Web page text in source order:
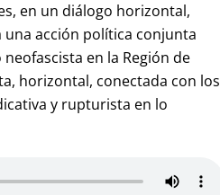
en un diálogo horizontal,
acción política conjunta
en la Región de
horizontal, conectada con los
y rupturista en lo